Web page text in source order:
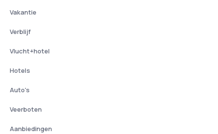
Vakantie
Verblijf
Vlucht+hotel
Hotels
Auto's
Veerboten
Aanbiedingen